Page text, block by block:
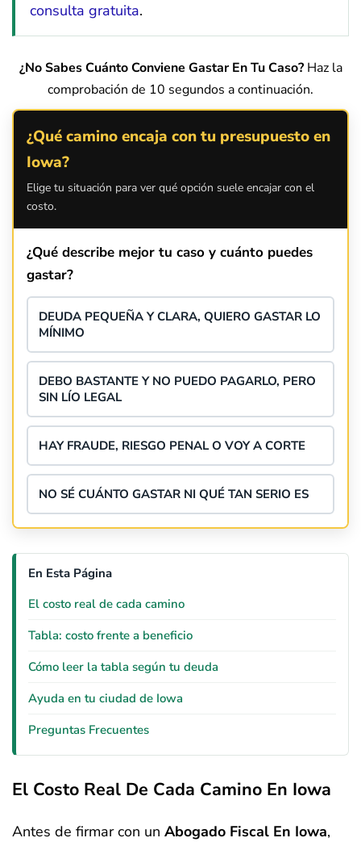
consulta gratuita.
¿No Sabes Cuánto Conviene Gastar En Tu Caso?Haz la
comprobación de 10 segundos a continuación.
¿Qué camino encaja con tu presupuesto en
Iowa?
Elige tu situación para ver qué opción suele encajar con el
costo.
¿Qué describe mejor tu caso y cuánto puedes
gastar?
DEUDA PEQUEÑA Y CLARA, QUIERO GASTAR LO
MÍNIMO
DEBO BASTANTE Y NO PUEDO PAGARLO, PERO
SIN LÍO LEGAL
HAY FRAUDE, RIESGO PENAL O VOY A CORTE
NO SÉ CUÁNTO GASTAR NI QUÉ TAN SERIO ES
En Esta Página
El costo real de cada camino
Tabla: costo frente a beneficio
Cómo leer la tabla según tu deuda
Ayuda en tu ciudad de Iowa
Preguntas Frecuentes
El Costo Real De Cada Camino En Iowa
Antes de firmar con un Abogado Fiscal En Iowa,